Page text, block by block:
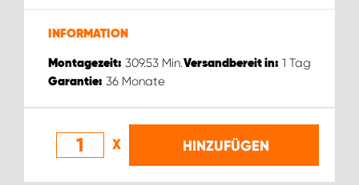
INFORMATION
Montagezeit: 309.53 Min.Versandbereit in: 1 Tag
Garantie: 36 Monate
X HINZUFÜGEN